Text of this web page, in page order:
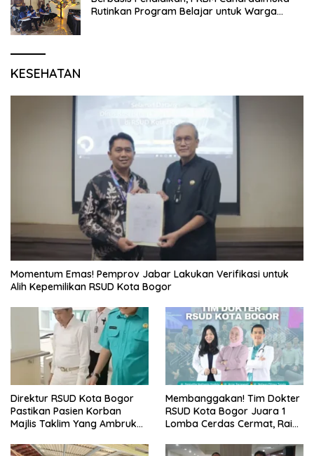
Rutinkan Program Belajar untuk Warga
KESEHATAN
Momentum Emas! Pemprov Jabar Lakukan Verifikasi untuk
Alih Kepemilikan RSUD Kota Bogor
Direktur RSUD Kota Bogor
Pastikan Pasien Korban
Majlis Taklim Yang Ambruk
Perawatan Maksimal
Membanggakan! Tim Dokter
RSUD Kota Bogor Juara 1
Lomba Cerdas Cermat, Raih
Se-Bogor